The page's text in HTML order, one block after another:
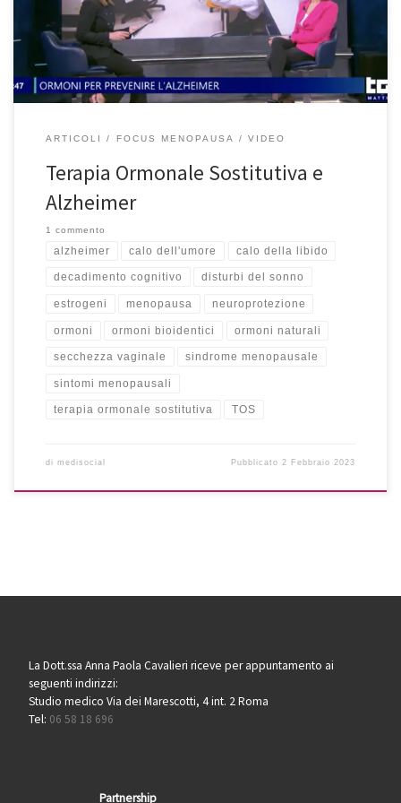
fragilissimo, molto delicato ma molto importante perché recenti
studi hanno dimostrato come la […]
ARTICOLI FOCUS MENOPAUSA VIDEO
Terapia Ormonale Sostitutiva e
Alzheimer
1 commento
alzheimer calo dell'umore calo della libido
decadimento cognitivo disturbi del sonno
estrogeni menopausa neuroprotezione
ormoni ormoni bioidentici ormoni naturali
secchezza vaginale sindrome menopausale
sintomi menopausali
terapia ormonale sostitutiva TOS
di medisocial Pubblicato 2 Febbraio 2023
La Dott.ssa Anna Paola Cavalieri riceve per appuntamento ai
seguenti indirizzi:
Studio medico Via dei Marescotti, 4 int. 2 Roma
Tel: 06 58 18 696
Partnership